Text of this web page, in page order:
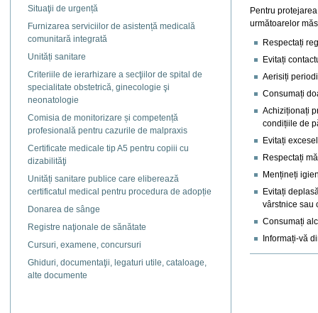
Situaţii de urgență
Furnizarea serviciilor de asistență medicală
comunitară integrată
Unități sanitare
Criteriile de ierarhizare a secţiilor de spital de
specialitate obstetrică, ginecologie şi
neonatologie
Comisia de monitorizare și competență
profesională pentru cazurile de malpraxis
Certificate medicale tip A5 pentru copiii cu
dizabilităţi
Unități sanitare publice care eliberează
certificatul medical pentru procedura de adopție
Donarea de sânge
Registre naţionale de sănătate
Cursuri, examene, concursuri
Ghiduri, documentaţii, legaturi utile, cataloage,
alte documente
Pentru
următoarelor
Respectați
Evitați
Aerisiți
Consumați
Achiziționați
condițiile de
Evitați
Respectați
Mențineți
Evitați
vârstnice sau
Consumați
Informați-vă